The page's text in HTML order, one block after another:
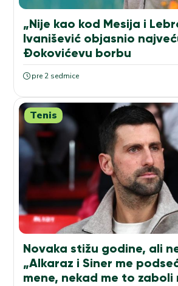
„Nije kao kod Mesija i
Ivanišević objasnio
Đokovićevu borbu
pre 2 sedmice
Tenis
Novaka stižu godine, ali
„Alkaraz i Siner me
mene, nekad me to zaboli